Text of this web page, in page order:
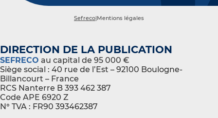
Sefreco|Mentions légales
DIRECTION DE LA PUBLICATION
SEFRECO au capital de 95 000 €
Siège social : 40 rue de l’Est – 92100 Boulogne-
Billancourt – France
RCS Nanterre B 393 462 387
Code APE 6920 Z
N° TVA : FR90 393462387